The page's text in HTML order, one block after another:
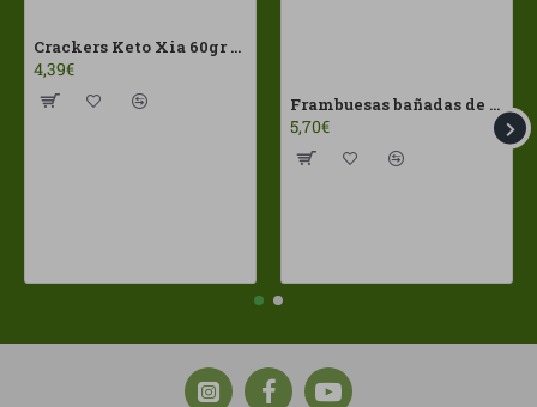
Crackers Keto Xia 60gr Joice Foods ECO
4,39€
Frambuesas bañadas de chocolates con leche Franui 150gr Sin Gluten
5,70€